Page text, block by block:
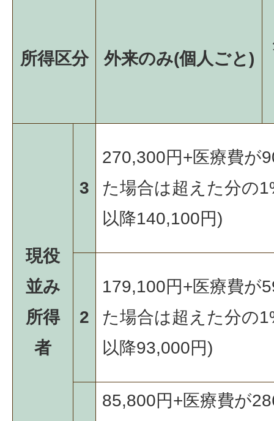
所得区分 外来のみ(個人ごと)
現役
並み
所得
者
3
270,300円+医療費が
た場合は超えた分の
以降140,100円)
2
179,100円+医療費が
た場合は超えた分の
以降93,000円)
85,800円+医療費が